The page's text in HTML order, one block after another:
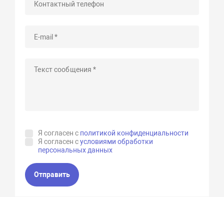
Я согласен с политикой конфиденциальности
Я согласен сусловиями обработки
персональных данных
Отправить